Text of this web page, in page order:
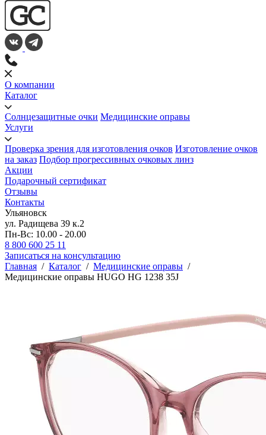
О компании
Каталог
Солнцезащитные очки Медицинские оправы
Услуги
Проверка зрения для изготовления очков Изготовление очков
на заказ Подбор прогрессивных очковых линз
Акции
Подарочный сертификат
Отзывы
Контакты
Ульяновск
ул. Радищева 39 к.2
Пн-Вс: 10.00 - 20.00
8 800 600 25 11
Записаться на консультацию
Главная / Каталог / Медицинские оправы /
Медицинские оправы HUGO HG 1238 35J